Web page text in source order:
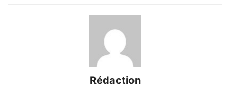
Rédaction